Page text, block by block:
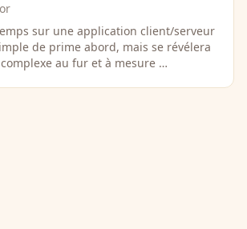
sur une application client/serveur
de prime abord, mais se révélera
au fur et à mesure …